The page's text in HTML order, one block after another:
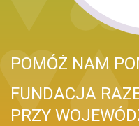
POMÓŻ NAM
FUNDACJA
PRZY